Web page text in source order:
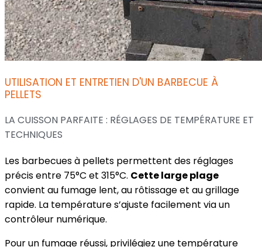
UTILISATION ET ENTRETIEN D'UN BARBECUE À
PELLETS
LA CUISSON PARFAITE : RÉGLAGES DE TEMPÉRATURE ET
TECHNIQUES
Les barbecues à pellets permettent des réglages
précis entre 75°C et 315°C. Cette large plage
convient au fumage lent, au rôtissage et au grillage
rapide. La température s’ajuste facilement via un
contrôleur numérique.
Pour un fumage réussi, privilégiez une température